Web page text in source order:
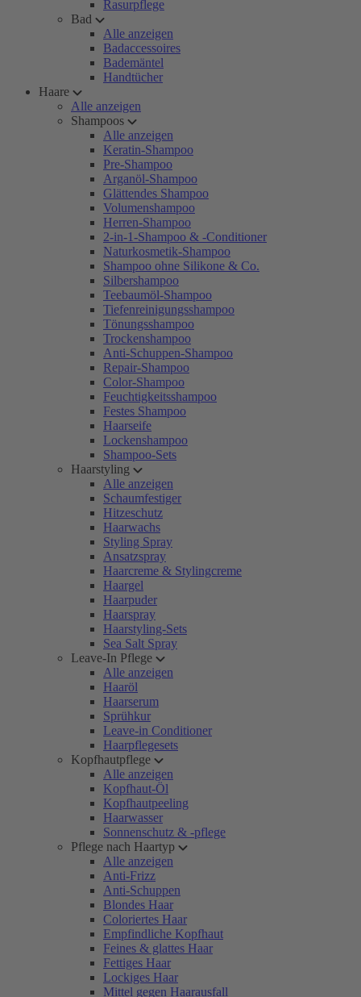
Rasurpflege
Bad
Alle anzeigen
Badaccessoires
Bademäntel
Handtücher
Haare
Alle anzeigen
Shampoos
Alle anzeigen
Keratin-Shampoo
Pre-Shampoo
Arganöl-Shampoo
Glättendes Shampoo
Volumenshampoo
Herren-Shampoo
2-in-1-Shampoo & -Conditioner
Naturkosmetik-Shampoo
Shampoo ohne Silikone & Co.
Silbershampoo
Teebaumöl-Shampoo
Tiefenreinigungsshampoo
Tönungsshampoo
Trockenshampoo
Anti-Schuppen-Shampoo
Repair-Shampoo
Color-Shampoo
Feuchtigkeitsshampoo
Festes Shampoo
Haarseife
Lockenshampoo
Shampoo-Sets
Haarstyling
Alle anzeigen
Schaumfestiger
Hitzeschutz
Haarwachs
Styling Spray
Ansatzspray
Haarcreme & Stylingcreme
Haargel
Haarpuder
Haarspray
Haarstyling-Sets
Sea Salt Spray
Leave-In Pflege
Alle anzeigen
Haaröl
Haarserum
Sprühkur
Leave-in Conditioner
Haarpflegesets
Kopfhautpflege
Alle anzeigen
Kopfhaut-Öl
Kopfhautpeeling
Haarwasser
Sonnenschutz & -pflege
Pflege nach Haartyp
Alle anzeigen
Anti-Frizz
Anti-Schuppen
Blondes Haar
Coloriertes Haar
Empfindliche Kopfhaut
Feines & glattes Haar
Fettiges Haar
Lockiges Haar
Mittel gegen Haarausfall